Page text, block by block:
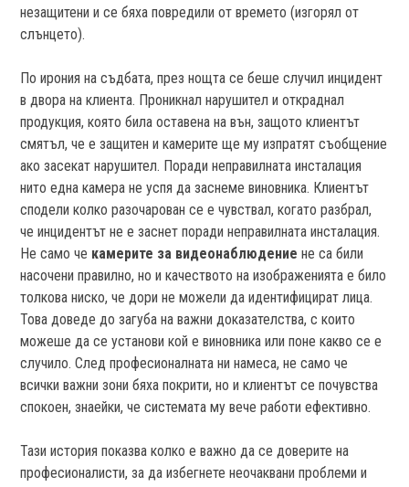
незащитени и се бяха повредили от времето (изгорял от
слънцето).
По ирония на съдбата, през нощта се беше случил инцидент
в двора на клиента. Проникнал нарушител и откраднал
продукция, която била оставена на вън, защото клиентът
смятъл, че е защитен и камерите ще му изпратят съобщение
ако засекат нарушител. Поради неправилната инсталация
нито една камера не успя да заснеме виновника. Клиентът
сподели колко разочарован се е чувствал, когато разбрал,
че инцидентът не е заснет поради неправилната инсталация.
Не само че камерите за видеонаблюдение не са били
насочени правилно, но и качеството на изображенията е било
толкова ниско, че дори не можели да идентифицират лица.
Това доведе до загуба на важни доказателства, с които
можеше да се установи кой е виновника или поне какво се е
случило. След професионалната ни намеса, не само че
всички важни зони бяха покрити, но и клиентът се почувства
спокоен, знаейки, че системата му вече работи ефективно.
Тази история показва колко е важно да се доверите на
професионалисти, за да избегнете неочаквани проблеми и